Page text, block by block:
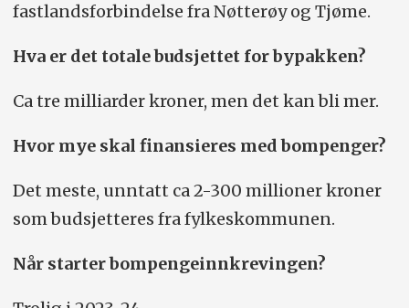
fastlandsforbindelse fra Nøtterøy og Tjøme.
Hva er det totale budsjettet for bypakken?
Ca tre milliarder kroner, men det kan bli mer.
Hvor mye skal finansieres med bompenger?
Det meste, unntatt ca 2-300 millioner kroner
som budsjetteres fra fylkeskommunen.
Når starter bompengeinnkrevingen?